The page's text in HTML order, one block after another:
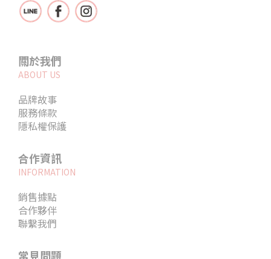
關於我們
ABOUT US
品牌故事
服務條款
隱私權保護
合作資訊
INFORMATION
銷售據點
合作夥伴
聯繫我們
常見問題